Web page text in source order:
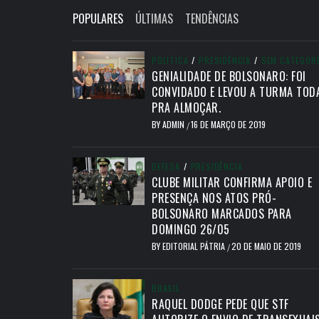
POPULARES ÚLTIMAS TENDÊNCIAS
POLÍTICA / PRESIDÊNCIA / SEM
GENIALIDADE DE BOLSONARO: FOI
CONVIDADO E LEVOU A TURMA
PRA ALMOÇAR.
BYADMIN /16 DE MARÇO DE 2019
DEFESA / PRESIDÊNCIA
CLUBE MILITAR CONFIRMA APOIO E
PRESENÇA NOS ATOS PRÓ-
BOLSONARO MARCADOS PARA
DOMINGO 26/05
BYEDITORIAL PÁTRIA /20 DE MAIO DE 2019
BRASIL
RAQUEL DODGE PEDE QUE STF